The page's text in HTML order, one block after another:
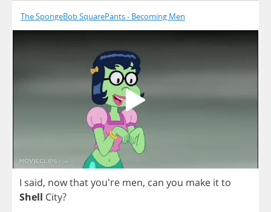
The SpongeBob SquarePants - Becoming Men
I said, nowthatyou're men, can you make itto
Shell City?